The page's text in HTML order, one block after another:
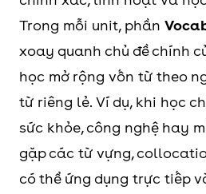
6 IT society
quen với
trình bày
học thuật.
thể gặp các
tuyển dụng,
thuật, khảo
phim ảnh,
Trong mỗi unit, phần
xoay quanh chủ đề chính
học mở rộng vốn từ theo
từ riêng lẻ. Ví dụ, khi học
sức khỏe, công nghệ hay
gặp các từ vựng,
có thể ứng dụng trực tiếp